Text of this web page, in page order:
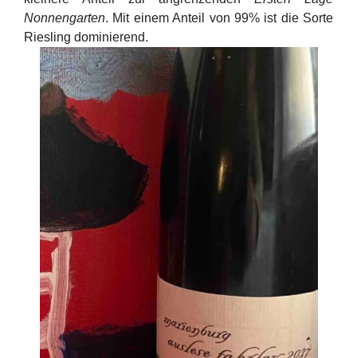
Nonnengarten. Mit einem Anteil von 99% ist die Sorte
Riesling dominierend.